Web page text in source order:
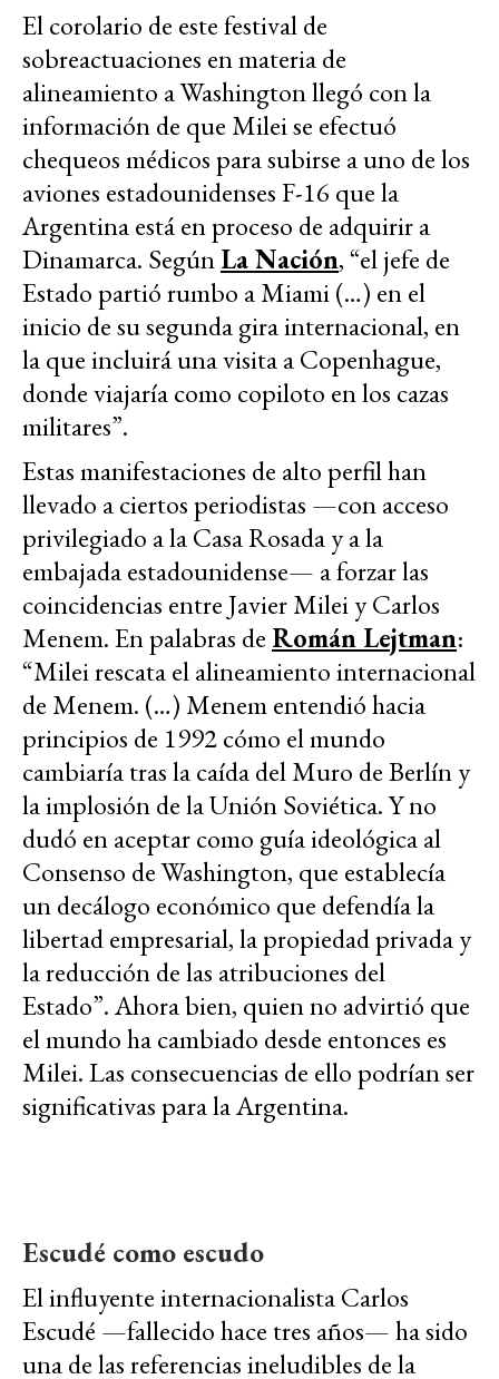
El corolario de este festival de
sobreactuaciones en materia de
alineamiento a Washington llegó con la
información de que Milei se efectuó
chequeos médicos para subirse a uno de los
aviones estadounidenses F-16 que la
Argentina está en proceso de adquirir a
Dinamarca. SegúnLa Nación, “el jefe de
Estado partió rumbo a Miami (…) en el
inicio de su segunda gira internacional, en
la que incluirá una visita a Copenhague,
donde viajaría como copiloto en los cazas
militares”.
Estas manifestaciones de alto perfil han
llevado a ciertos periodistas —con acceso
privilegiado a la Casa Rosada y a la
embajada estadounidense— a forzar las
coincidencias entre Javier Milei y Carlos
Menem. En palabras de Román Lejtman:
“Milei rescata el alineamiento internacional
de Menem. (…) Menem entendió hacia
principios de 1992 cómo el mundo
cambiaría tras la caída del Muro de Berlín y
la implosión de la Unión Soviética. Y no
dudó en aceptar como guía ideológica al
Consenso de Washington, que establecía
un decálogo económico que defendía la
libertad empresarial, la propiedad privada y
la reducción de las atribuciones del
Estado”. Ahora bien, quien no advirtió que
el mundo ha cambiado desde entonces es
Milei. Las consecuencias de ello podrían ser
significativas para la Argentina.
Escudé como escudo
El influyente internacionalista Carlos
Escudé —fallecido hace tres años— ha sido
una de las referencias ineludibles de la